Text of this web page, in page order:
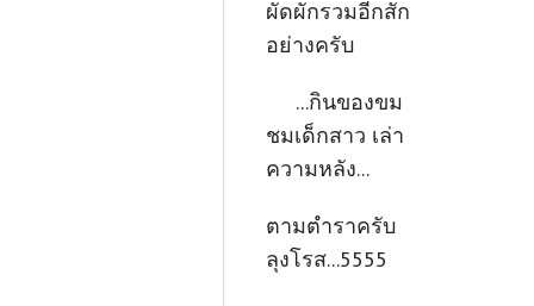
ผัดผักรวมอีกสัก
อย่างครับ
...กินของขม
ชมเด็กสาว เล่า
ความหลัง...
ตามตำราครับ
ลุงโรส...5555